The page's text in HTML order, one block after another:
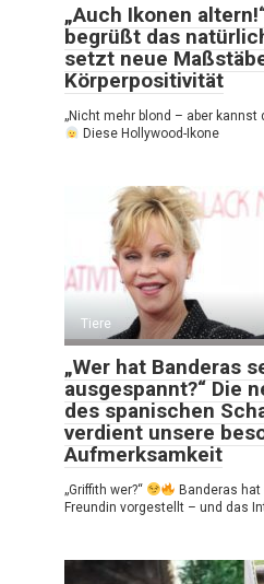
„Auch Ikonen
begrüßt das
setzt neue
Körperpositivität
„Nicht mehr blond – aber kannst
Diese Hollywood-Ikone
Tiere
„Wer hat Banderas
ausgespannt?“ Die
des spanischen
verdient unsere
Aufmerksamkeit
„Griffith wer?“
Banderas
Freundin vorgestellt – und das